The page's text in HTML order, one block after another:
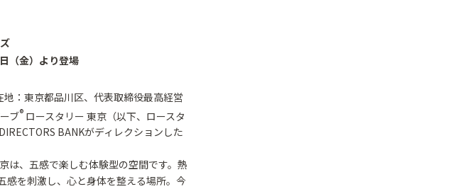
（金）より登場
：東京都品川区、代表取締役最高経営
ブ® ロースタリー 東京（以下、ロースタ
BANKがディレクションした
は、五感で楽しむ体験型の空間です。熱
感を刺激し、心と身体を整える場所。今